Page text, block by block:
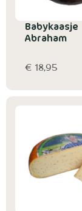
Babykaasje
Abraham
€ 18,95